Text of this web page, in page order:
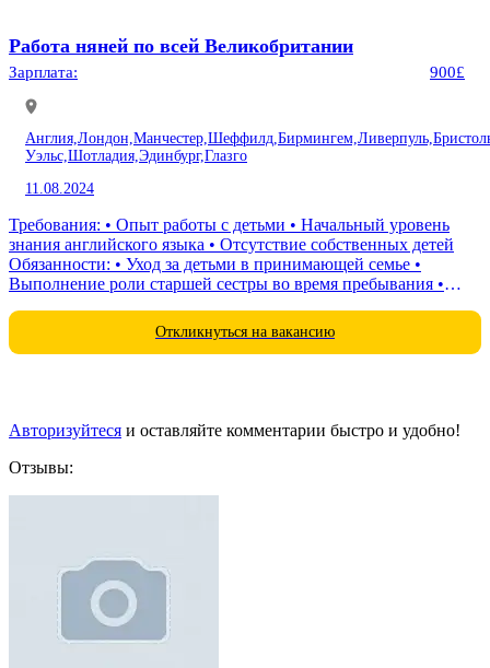
Работа няней по всей Великобритании
Зарплата: 900£
Англия, Лондон, Манчестер, Шеффилд, Бирмингем, Ливерпуль,
Уэльс, Шотладия, Эдинбург,Глазго
11.08.2024
Требования: • Опыт работы с детьми • Начальный уровень
знания английского языка • Отсутствие собственных детей
Обязанности: • Уход за детьми в принимающей семье •
Выполнение роли старшей сестры во время пребывания •
Откликнуться на вакансию
Авторизуйтеся и оставляйте комментарии быстро и удобно!
Отзывы: